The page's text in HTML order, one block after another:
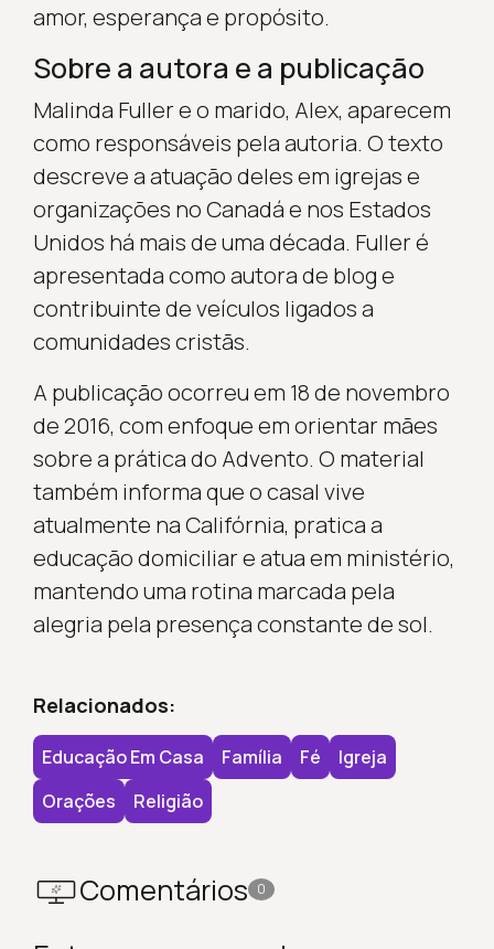
amor, esperança e propósito.
Sobre a autora e a publicação
Malinda Fuller e o marido, Alex, aparecem
como responsáveis pela autoria. O texto
descreve a atuação deles em igrejas e
organizações no Canadá e nos Estados
Unidos há mais de uma década. Fuller é
apresentada como autora de blog e
contribuinte de veículos ligados a
comunidades cristãs.
A publicação ocorreu em 18 de novembro
de 2016, com enfoque em orientar mães
sobre a prática do Advento. O material
também informa que o casal vive
atualmente na Califórnia, pratica a
educação domiciliar e atua em ministério,
mantendo uma rotina marcada pela
alegria pela presença constante de sol.
Relacionados:
Educação Em Casa Família Fé
Igreja
Orações
Religião
Comentários 0